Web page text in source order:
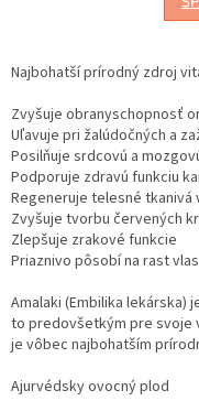
Najbohatší prírodný zdroj
Zvyšuje obranyschopnosť
Uľavuje pri žalúdočných a
Posilňuje srdcovú a
Podporuje zdravú funkciu
Regeneruje telesné
Zvyšuje tvorbu červených
Zlepšuje zrakové funkcie
Priaznivo pôsobí na rast
Amalaki (Embilika lekárska)
to predovšetkým pre svoje
je vôbec najbohatším
Ajurvédsky ovocný plod